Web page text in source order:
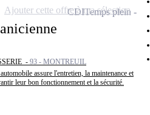
- 93 - MONTREUIL
assure l'entretien, la maintenance et
leur bon fonctionnement et la sécurité.
CDITemps plein
Ajouter cette offre à ma sélection